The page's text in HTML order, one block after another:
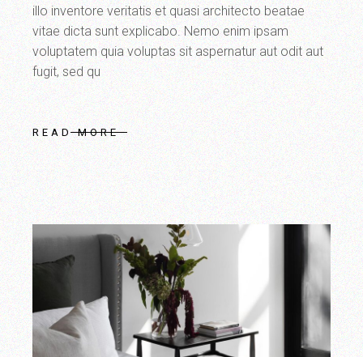
illo inventore veritatis et quasi architecto beatae
vitae dicta sunt explicabo. Nemo enim ipsam
voluptatem quia voluptas sit aspernatur aut odit aut
fugit, sed qu
READ MORE